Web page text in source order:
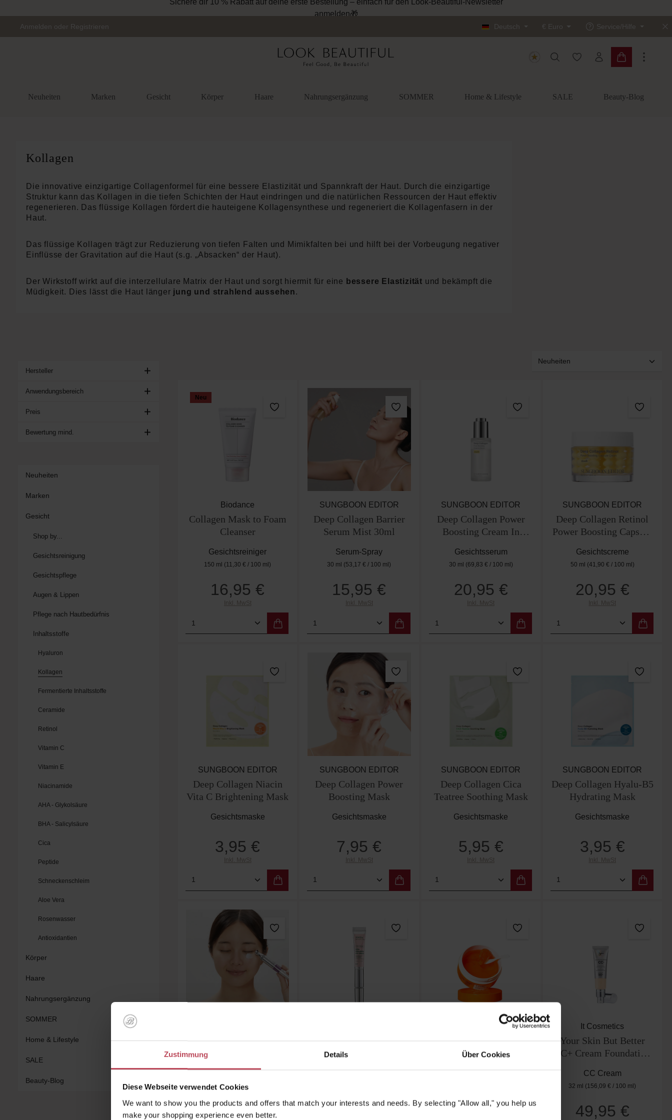
Zustimmung Details Über Cookies
Diese Webseite verwendet Cookies
We want to show you the products and offers that match your interests and needs. By selecting "Allow all," you help us
make your shopping experience even better.
Kostenloser Versand ab 34.95€ (DE und AT)
Anmelden oder Registrieren Deutsch € Euro Service/Hilfe
Du hast 0 Produkte auf
Warenkorb
Neuheiten Marken Gesicht Körper Haare Nahrungsergänzung SOMMER Home & Lifestyle SALE Beauty-Blog
Kollagen
Die innovative einzigartige Collagenformel für eine bessere Elastizität und Spannkraft der Haut. Durch die einzigartige
Struktur kann das Kollagen in die tiefen Schichten der Haut eindringen und die natürlichen Ressourcen der Haut effektiv
regenerieren. Das flüssige Kollagen fördert die hauteigene Kollagensynthese und regeneriert die Kollagenfasern in der
Haut.
Das flüssige Kollagen trägt zur Reduzierung von tiefen Falten und Mimikfalten bei und hilft bei der Vorbeugung negativer
Einflüsse der Gravitation auf die Haut (s.g. „Absacken“ der Haut).
Der Wirkstoff wirkt auf die interzellulare Matrix der Haut und sorgt hiermit für eine bessere Elastizität und bekämpft die
Müdigkeit. Dies lässt die Haut länger jung und strahlend aussehen.
Hersteller
Anwendungsbereich
Preis
Bewertung mind.
Neuheiten
Marken
Gesicht
Shop by...
Gesichtsreinigung
Gesichtspflege
Augen & Lippen
Pflege nach Hautbedürfnis
Inhaltsstoffe
Hyaluron
Kollagen
Fermentierte Inhaltsstoffe
Ceramide
Retinol
Vitamin C
Vitamin E
Niacinamide
AHA - Glykolsäure
BHA - Salicylsäure
Cica
Peptide
Schneckenschleim
Aloe Vera
Rosenwasser
Antioxidantien
Körper
Haare
Nahrungsergänzung
SOMMER
Home & Lifestyle
SALE
Beauty-Blog
Neu
Biodance
Collagen Mask to Foam
Cleanser
Gesichtsreiniger
150 ml (11,30 € / 100 ml)
Regulärer Preis:
16,95 €
Inkl. MwSt
Produkt Anzahl: Gib den gewünschten Wert ein oder benutze die Schaltflächen um die
SUNGBOON EDITOR
Deep Collagen Barrier
Serum Mist 30ml
Serum-Spray
30 ml (53,17 € / 100 ml)
Regulärer Preis:
15,95 €
Inkl. MwSt
Produkt Anzahl: Gib den gewünschten Wert ein oder benutze die
SUNGBOON EDITOR
Deep Collagen Power
Boosting Cream In
Gesichtsserum
30 ml (69,83 € / 100 ml)
Regulärer Preis:
20,95 €
Inkl. MwSt
Produkt Anzahl: Gib den gewünschten Wert
SUNGBOON EDITOR
Deep Collagen Retinol
Power Boosting Capsule
Gesichtscreme
50 ml (41,90 € / 100 ml)
Regulärer Preis:
20,95 €
Inkl. MwSt
Produkt Anzahl: Gib
SUNGBOON EDITOR
Deep Collagen Niacin
Vita C Brightening Mask
Gesichtsmaske
Regulärer Preis:
3,95 €
Inkl. MwSt
Produkt Anzahl: Gib den gewünschten Wert ein oder benutze die Schaltflächen um die
SUNGBOON EDITOR
Deep Collagen Power
Boosting Mask
Gesichtsmaske
Regulärer Preis:
7,95 €
Inkl. MwSt
Produkt Anzahl: Gib den gewünschten Wert ein oder benutze die
SUNGBOON EDITOR
Deep Collagen Cica
Teatree Soothing Mask
Gesichtsmaske
Regulärer Preis:
5,95 €
Inkl. MwSt
Produkt Anzahl: Gib den gewünschten Wert
SUNGBOON EDITOR
Deep Collagen Hyalu-B5
Hydrating Mask
Gesichtsmaske
Regulärer Preis:
3,95 €
Inkl. MwSt
Produkt Anzahl: Gib
VT Reedle Shot Lifting
15 ml(133,00 € / 100 ml)
19,95 €
VT Cica Collagen Eye
Cream
19,95 €
5 PDRN Collagen
Vitalizing Hydrogel Eye
19,95 €
It Cosmetics
Your Skin But Better
CC+ Cream Foundation
CC Cream
32 ml (156,09 € / 100 ml)
Regulärer Preis:
49,95 €